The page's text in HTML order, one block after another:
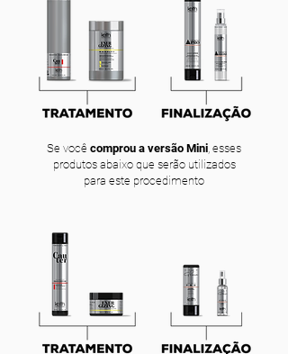
Se você comprou a versão Mini , esses
produtos abaixo que serão utilizados
para este procedimento